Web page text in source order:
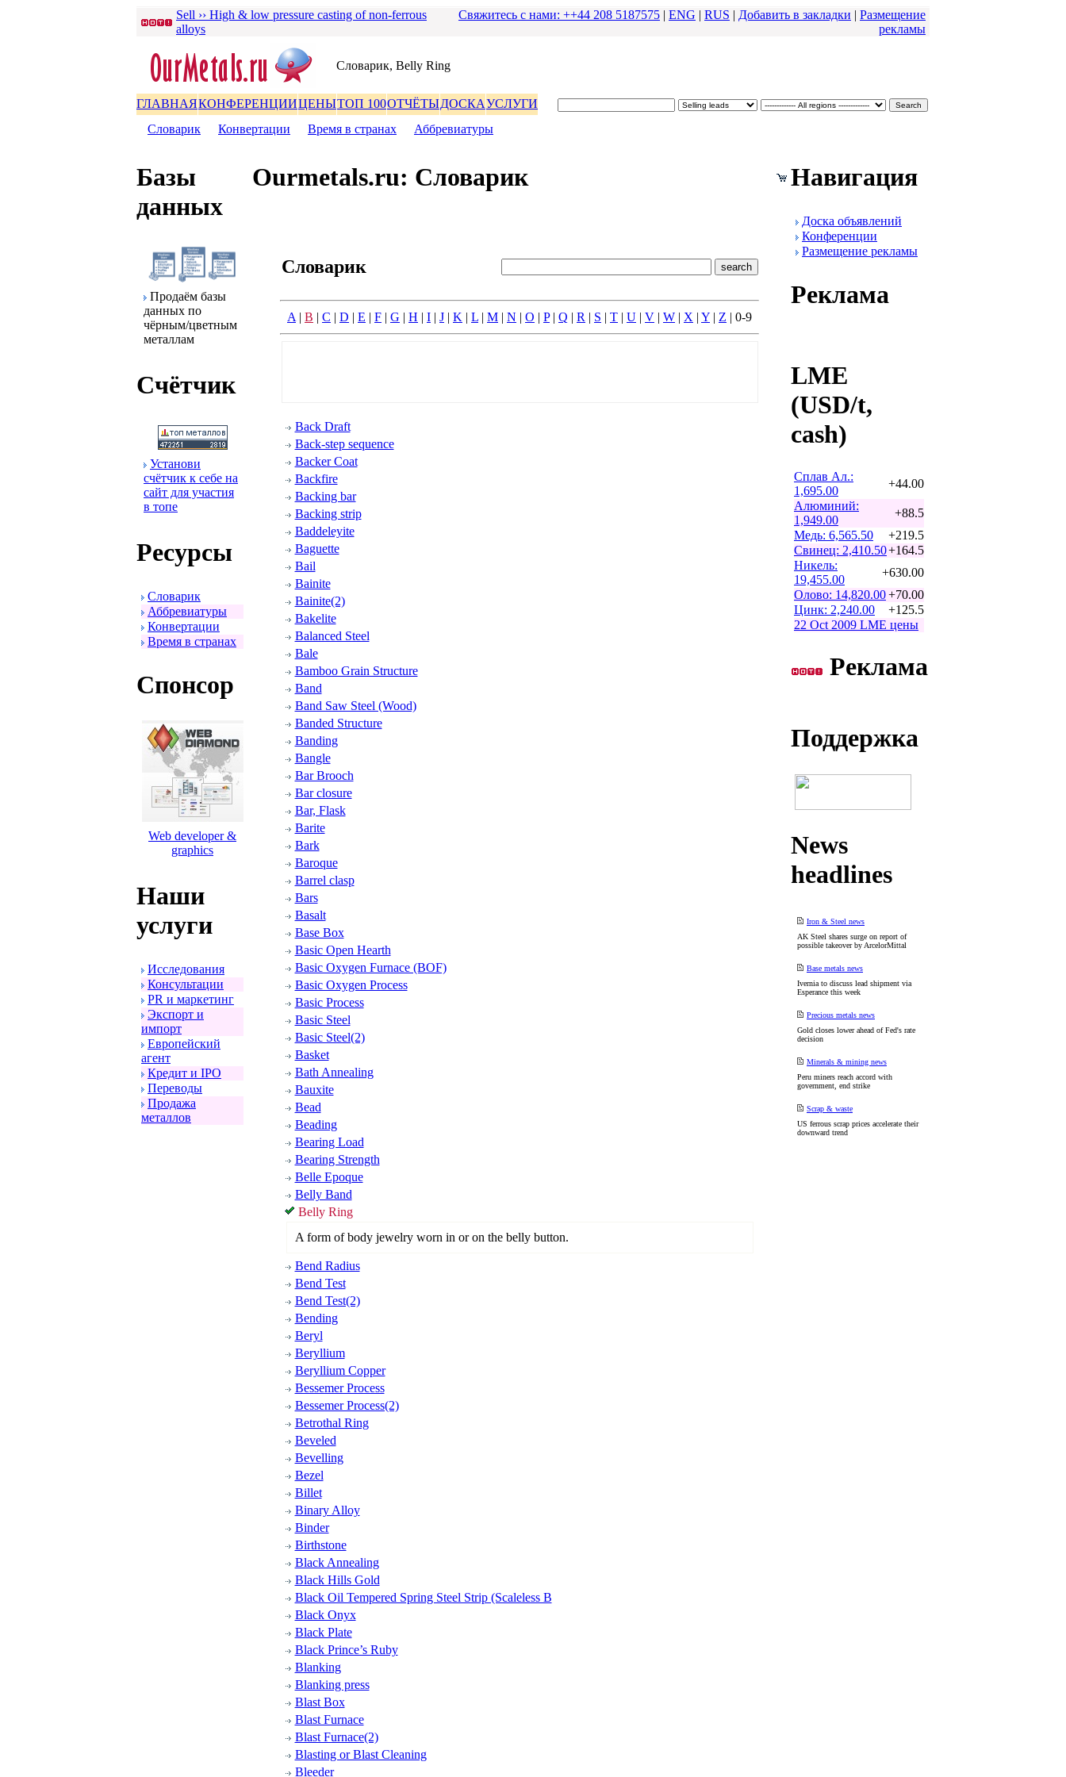
Sell ›› High & low pressure casting of non-ferrous
alloys
Свяжитесь с нами: ++44 208 5187575 | ENG | RUS | Добавить в закладки | Размещение
pекламы
Словаpик, Belly Ring
ГЛАВНАЯКОНФЕРЕНЦИИЦЕНЫТОП 100ОТЧЁТЫДОСКАУСЛУГИ
Словаpик
Конвеpтации Вpемя в стpанах Аббpевиатуpы
Базы
данных
Пpодаём базы
данных по
чёpным/цветным
металлам
Счётчик
Установи
счётчик к себе на
сайт для участия
в топе
Ресуpсы
Словаpик
Аббpевиатуpы
Конвеpтации
Вpемя в стpанах
Спонсоp
Web developer &
graphics
Наши
услуги
Исследования
Консультации
PR и маpкетинг
Экспоpт и
импоpт
Евpопейский
агент
Кpедит и IPO
Пеpеводы
Пpодажа
металлов
Ourmetals.ru: Словаpик
Словаpик
A | B | C | D | E | F | G | H | I | J | K | L | M | N | O | P| Q | R | S | T | U | V | W | X | Y | Z | 0-9
Back Draft
Back-step sequence
Backer Coat
Backfire
Backing bar
Backing strip
Baddeleyite
Baguette
Bail
Bainite
Bainite(2)
Bakelite
Balanced Steel
Bale
Bamboo Grain Structure
Band
Band Saw Steel (Wood)
Banded Structure
Banding
Bangle
Bar Brooch
Bar closure
Bar, Flask
Barite
Bark
Baroque
Barrel clasp
Bars
Basalt
Base Box
Basic Open Hearth
Basic Oxygen Furnace (BOF)
Basic Oxygen Process
Basic Process
Basic Steel
Basic Steel(2)
Basket
Bath Annealing
Bauxite
Bead
Beading
Bearing Load
Bearing Strength
Belle Epoque
Belly Band
Belly Ring
A form of body jewelry worn in or on the belly button.
Bend Radius
Bend Test
Bend Test(2)
Bending
Beryl
Beryllium
Beryllium Copper
Bessemer Process
Bessemer Process(2)
Betrothal Ring
Beveled
Bevelling
Bezel
Billet
Binary Alloy
Binder
Birthstone
Black Annealing
Black Hills Gold
Black Oil Tempered Spring Steel Strip (Scaleless B
Black Onyx
Black Plate
Black Prince’s Ruby
Blanking
Blanking press
Blast Box
Blast Furnace
Blast Furnace(2)
Blasting or Blast Cleaning
Bleeder
Навигация
Доска объявлений
Конфеpенции
Размещение pекламы
Реклама
LME
(USD/t,
cash)
Сплав Ал.:
1,695.00
+44.00
Алюминий:
1,949.00
+88.5
Медь: 6,565.50
+219.5
Свинец: 2,410.50+164.5
Никель:
19,455.00
+630.00
Олово: 14,820.00+70.00
Цинк: 2,240.00
+125.5
22 Oct 2009 LME цены
Реклама
Поддеpжка
News
headlines
Iron & Steel news
AK Steel shares surge on report of
possible takeover by ArcelorMittal
Base metals news
Ivernia to discuss lead shipment via
Esperance this week
Precious metals news
Gold closes lower ahead of Fed's rate
decision
Minerals & mining news
Peru miners reach accord with
government, end strike
Scrap & waste
US ferrous scrap prices accelerate their
downward trend